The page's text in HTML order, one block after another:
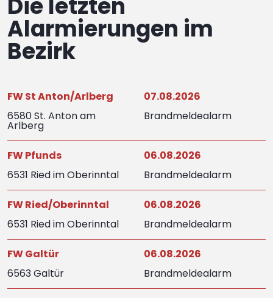
Die letzten
Alarmierungen im
Bezirk
FW St Anton/Arlberg
07.08.2026
6580 St. Anton am
Arlberg
Brandmeldealarm
FW Pfunds
06.08.2026
6531 Ried im Oberinntal
Brandmeldealarm
FW Ried/Oberinntal
06.08.2026
6531 Ried im Oberinntal
Brandmeldealarm
FW Galtür
06.08.2026
6563 Galtür
Brandmeldealarm